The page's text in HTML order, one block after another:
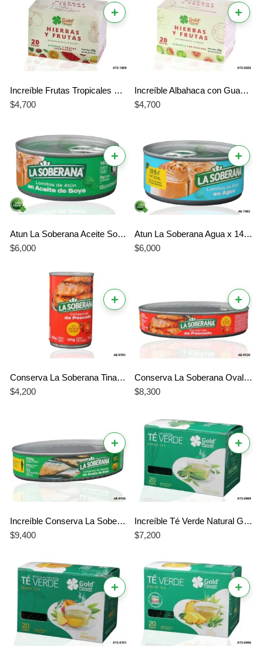
+
Increíble Frutas Tropicales Hierbas y Frutas Gold Flower – El Mejor Sabor Profesional y Exótico
$4,700
+
Increíble Albahaca con Guayaba Hierbas y Frutas Gold Flower – El Mejor Bienestar Profesional en Infusión
$4,700
+
Atun La Soberana Aceite Soya x 140 G
$6,000
+
Atun La Soberana Agua x 140 G
$6,000
+
Conserva La Soberana Tinapa en Salsa de Tomate x 155 G
$4,200
+
Conserva La Soberana Ovalada en Salsa de Tomate x 425 G
$8,300
+
Increíble Conserva La Soberana Ovalada en Aceite de Soya – El Mejor Sabor Profesional y Nutritivo
$9,400
+
Increíble Té Verde Natural Gold Flower – El Mejor Aliado para un Bienestar Saludable y Puro
$7,200
+ +